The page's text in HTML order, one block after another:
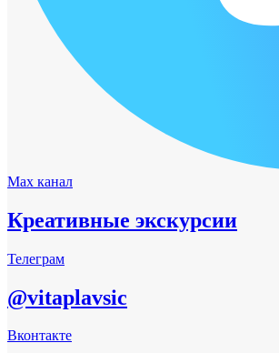
Max канал
Креативные экскурсии
Телеграм
@vitaplavsic
Вконтакте